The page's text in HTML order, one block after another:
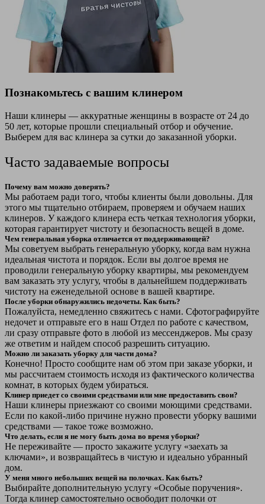
Познакомьтесь с вашим клинером
Наши клинеры — аккуратные женщины в возрасте от 24 до
50 лет, которые прошли специальный отбор и обучение.
Выберем для вас клинера за сутки до заказанной уборки.
Часто задаваемые вопросы
Почему вам можно доверять?
Мы работаем ради того, чтобы клиенты были довольны. Для
этого мы тщательно отбираем, проверяем и обучаем наших
клинеров. У каждого клинера есть четкая технология уборки,
которая гарантирует чистоту и безопасность вещей в доме.
Чем генеральная уборка отличается от поддерживающей?
Мы советуем выбрать генеральную уборку, когда вам нужна
идеальная чистота и порядок. Если вы долгое время не
проводили генеральную уборку квартиры, мы рекомендуем
вам заказать эту услугу, чтобы в дальнейшем поддерживать
чистоту на еженедельной основе в вашей квартире.
После уборки обнаружились недочеты. Как быть?
Пожалуйста, немедленно свяжитесь с нами. Сфотографируйте
недочет и отправьте его в наш Отдел по работе с качеством,
ли сразу отправьте фото в любой из мессенджеров. Мы сразу
же ответим и найдем способ разрешить ситуацию.
Можно ли заказать уборку для части дома?
Конечно! Просто сообщите нам об этом при заказе уборки, и
мы рассчитаем стоимость исходя из фактического количества
комнат, в которых будем убираться.
Клинер приедет со своими средствами или мне предоставить свои?
Наши клинеры приезжают со своими моющими средствами.
Если по какой-либо причине нужно провести уборку вашими
средствами — такое тоже возможно.
Что делать, если я не могу быть дома во время уборки?
Не переживайте — просто закажите услугу «заехать за
ключами», и возвращайтесь в чистую и идеально убранный
дом.
У меня много небольших вещей на полочках. Как быть?
Выбирайте дополнительную услугу «Особые поручения».
Тогда клинер самостоятельно освободит полочки от